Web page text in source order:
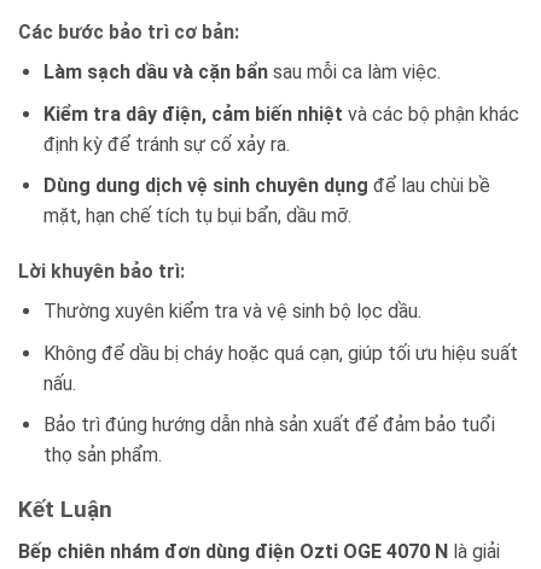
Các bước bảo trì cơ bản:
Làm sạch dầu và cặn bẩnsau mỗi ca làm việc.
Kiểm tra dây điện, cảm biến nhiệt và các bộ phận khác
định kỳ để tránh sự cố xảy ra.
Dùng dung dịch vệ sinh chuyên dụng để lau chùi bề
mặt, hạn chế tích tụ bụi bẩn, dầu mỡ.
Lời khuyên bảo trì:
Thường xuyên kiểm tra và vệ sinh bộ lọc dầu.
Không để dầu bị cháy hoặc quá cạn, giúp tối ưu hiệu suất
nấu.
Bảo trì đúng hướng dẫn nhà sản xuất để đảm bảo tuổi
thọ sản phẩm.
Kết Luận
Bếp chiên nhám đơn dùng điện Ozti OGE 4070 N là giải